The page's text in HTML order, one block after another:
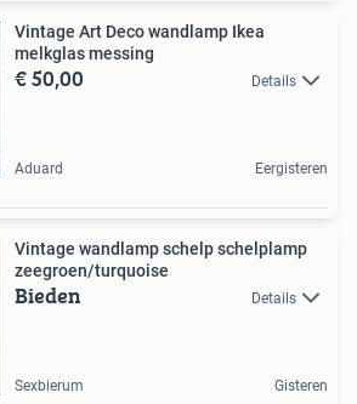
Vintage Art Deco wandlamp Ikea
melkglas messing
€ 50,00 Details
Aduard Eergisteren
Vintage wandlamp schelp schelplamp
zeegroen/turquoise
Bieden Details
Sexbierum Gisteren